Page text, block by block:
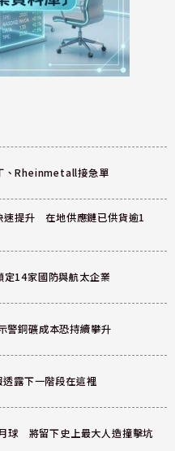
、Rheinmetall接急單
提升 在地供應鏈已供貨逾1
定14家國防與航太企業
警銅礦成本恐持續攀升
露下一階段在這裡
球 將留下史上最大人造撞擊坑